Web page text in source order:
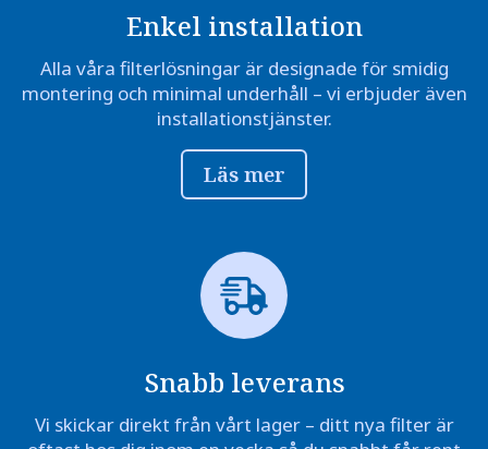
Enkel installation
Alla våra filterlösningar är designade för smidig
montering och minimal underhåll – vi erbjuder även
installationstjänster.
Läs mer
Snabb leverans
Vi skickar direkt från vårt lager – ditt nya filter är